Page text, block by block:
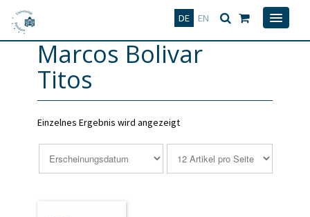
DE EN
Deutsch
Marcos Bolivar
Titos
Einzelnes Ergebnis wird angezeigt